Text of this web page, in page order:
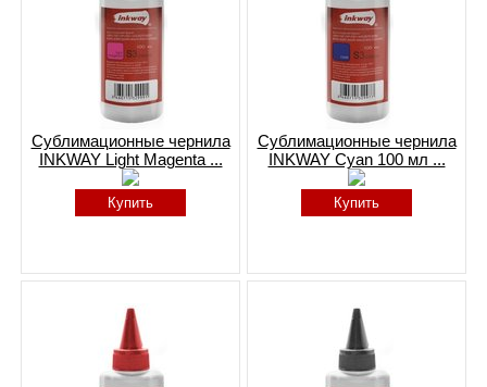
Сублимационные чернила
INKWAY Light Magenta ...
Купить
Сублимационные чернила
INKWAY Cyan 100 мл ...
Купить